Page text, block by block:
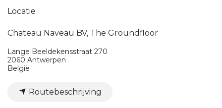
Locatie
Chateau Naveau BV, The Groundfloor
Lange Beeldekensstraat 270
2060 Antwerpen
België
Routebeschrijving